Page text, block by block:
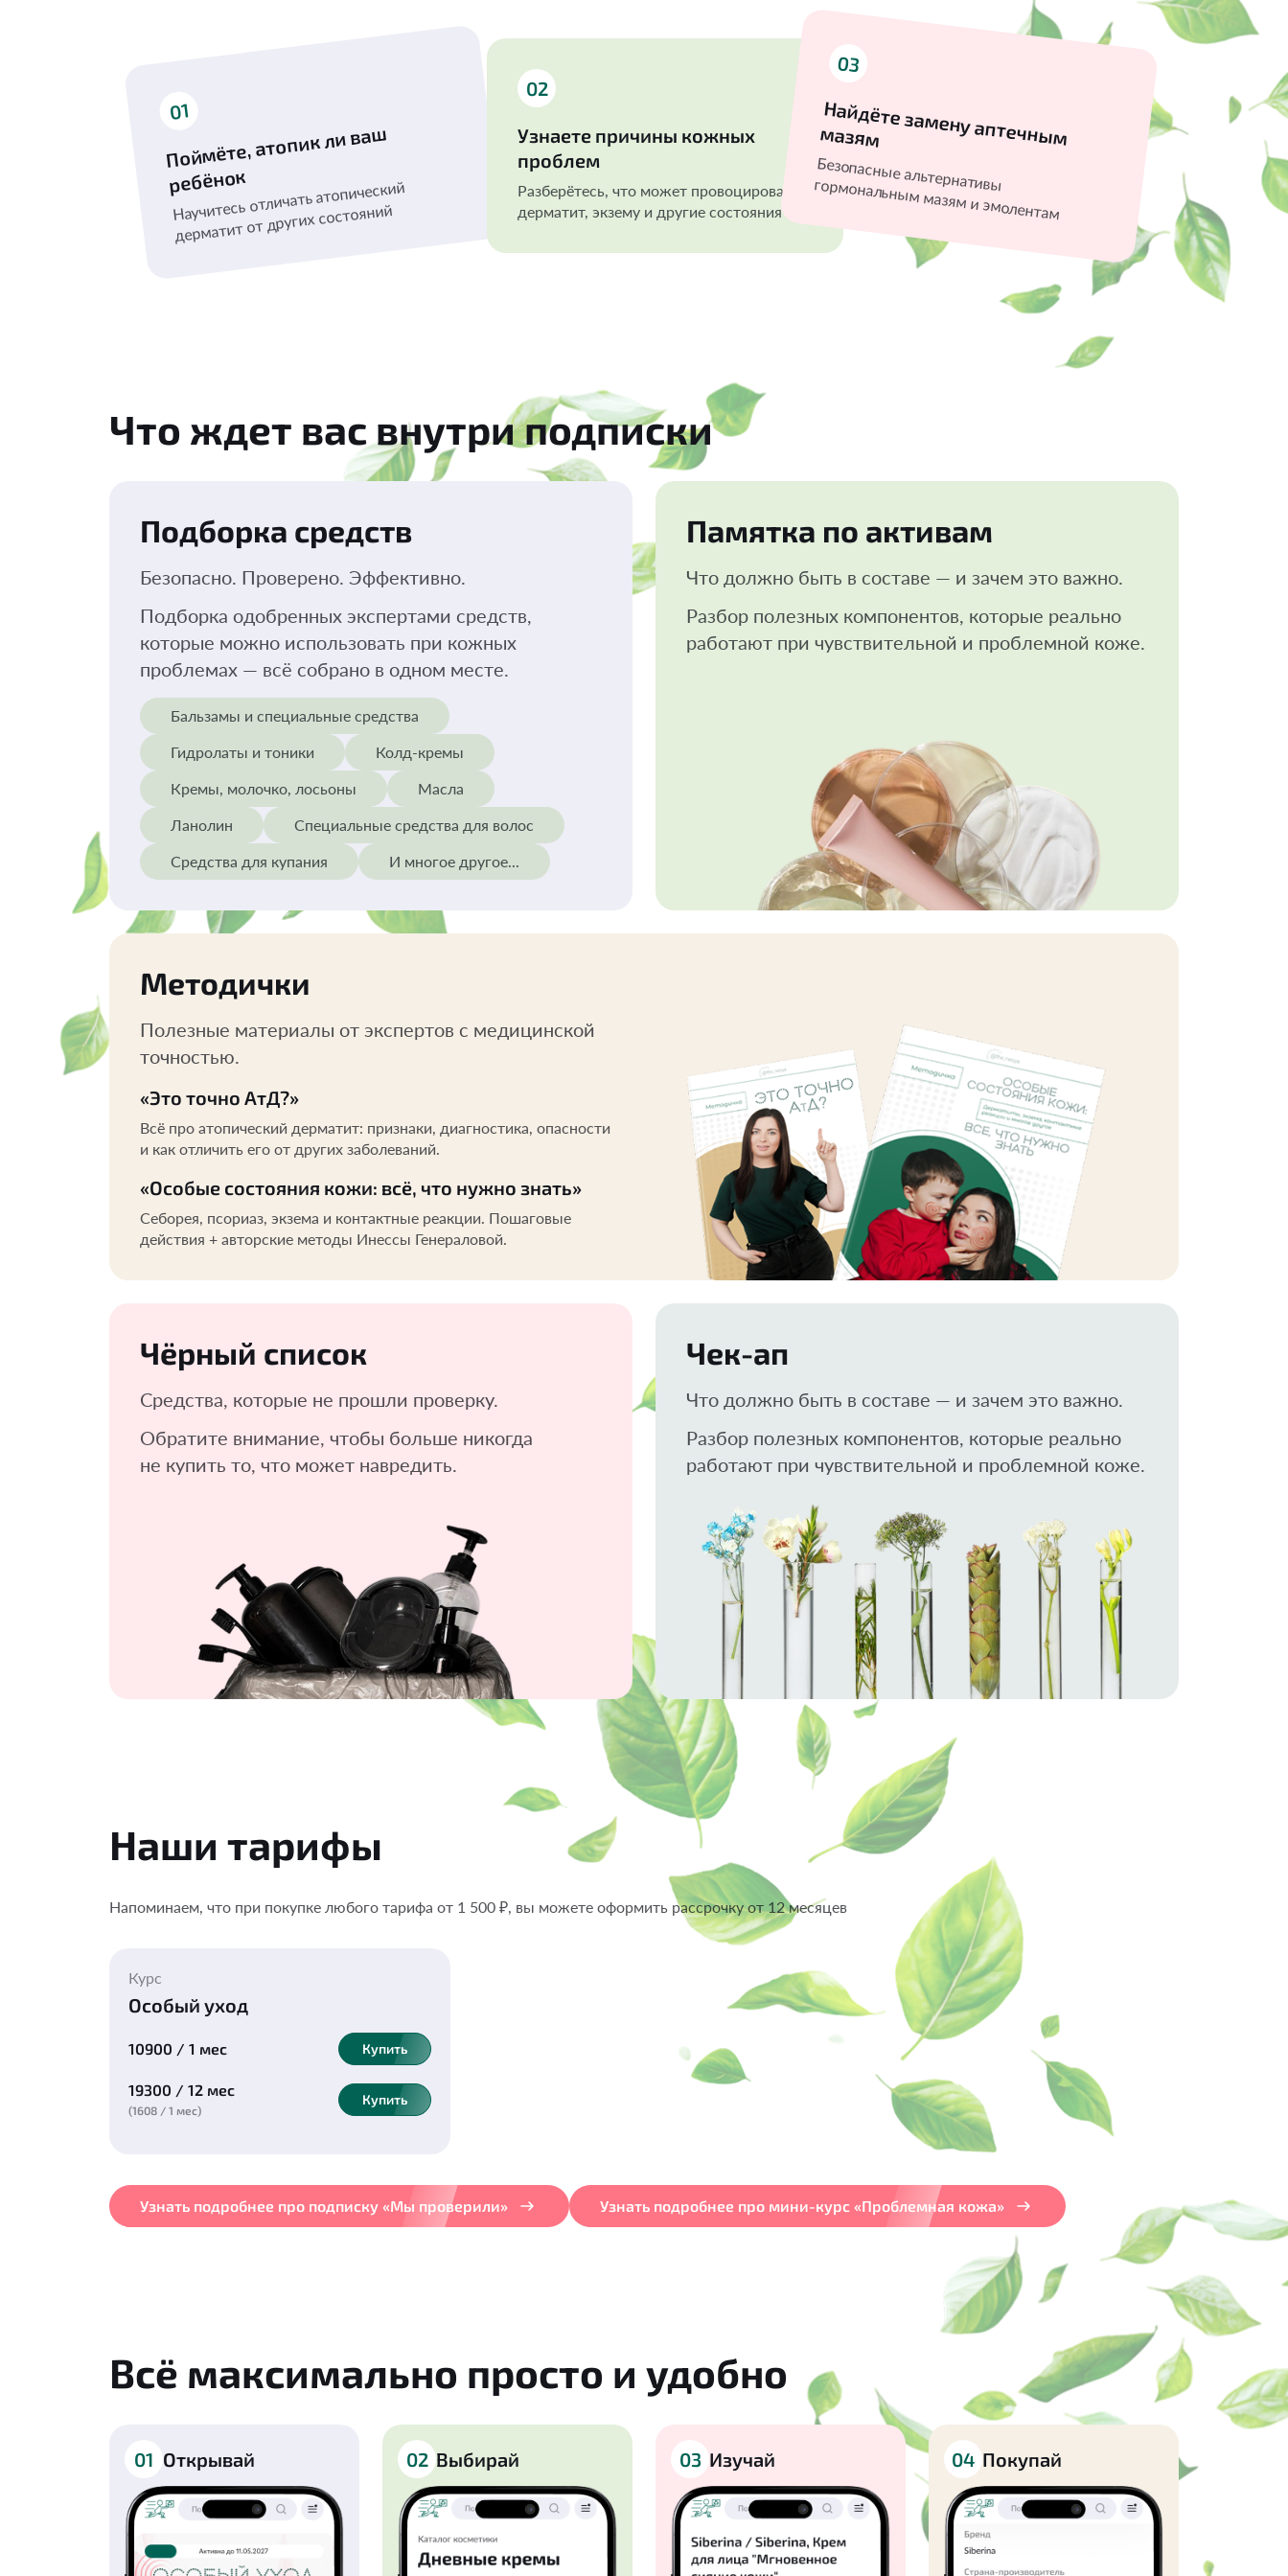
01
Поймёте, атопик ли ва
ш
ребёнок
Научитесь отличать атопический
дерматит от других состояний
02
Узнаете причины кожных
проблем
Разберётесь, что может провоцировать
дерматит, экзему и другие состояния
03
Найдёте замену аптечным
мазям
Безопасные альтернативы гормональным мазям и эмолентам
Что ждет вас внутри подписки
Подборка средств
Безопасно. Проверено. Эффективно.
Подборка одобренных экспертами средств,
которые можно использовать при кожных
проблемах — всё собрано в одном месте.
Бальзамы и специальные средства
Гидролаты и тоники
Колд-кремы
Кремы, молочко, лосьоны
Масла
Ланолин
Специальные средства для волос
Средства для купания
И многое другое...
Памятка по активам
Что должно быть в составе — и зачем это важно.
Разбор полезных компонентов, которые реально
работают при чувствительной и проблемной коже.
Методички
Полезные материалы от экспертов с медицинской
точностью.
«Это точно АтД?»
Всё про атопический дерматит: признаки, диагностика, опасности
и как отличить его от других заболеваний.
«Особые состояния кожи: всё, что нужно знать»
Себорея, псориаз, экзема и контактные реакции. Пошаговые
действия + авторские методы Инессы Генераловой.
Чёрный список
Средства, которые не прошли проверку.
Обратите внимание, чтобы больше никогда
не купить то, что может навредить.
Чек-ап
Что должно быть в составе — и зачем это важно.
Разбор полезных компонентов, которые реально
работают при чувствительной и проблемной коже.
Наши тарифы
Напоминаем, что при покупке любого тарифа от 1 500 ₽, вы можете оформить рассрочку от 12 месяцев
Курс
Особый уход
10900 / 1 мес Купить
19300 / 12 мес
(1608 / 1 мес)
Купить
Узнать подробнее про подписку «Мы проверили» Узнать подробнее про мини-курс «Проблемная кожа»
Всё максимально просто и удобно
01 Открывай 02 Выбирай 03 Изучай 04 Покупай